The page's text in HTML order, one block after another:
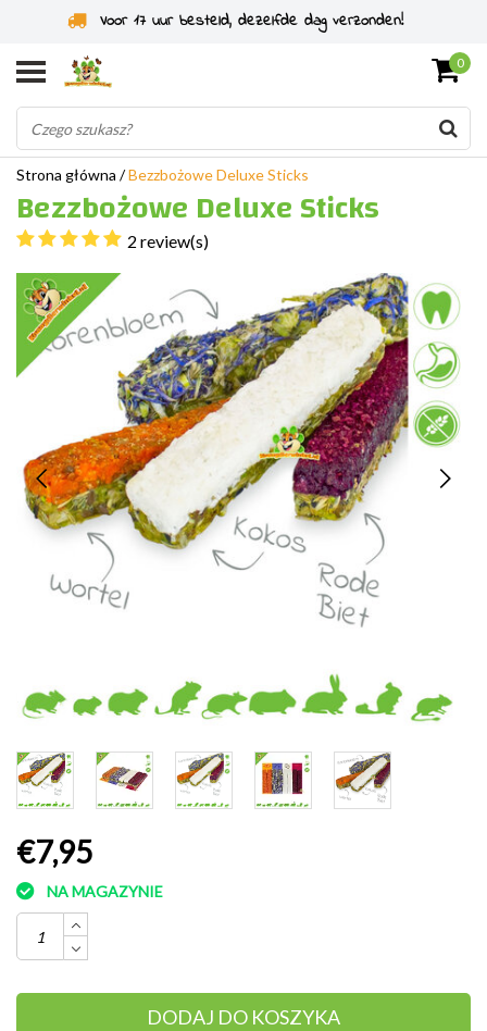
Specjaliści od gryzoni od 2011 roku
0
Strona główna /Bezzbożowe Deluxe Sticks
Bezzbożowe Deluxe Sticks
2 review(s)
€7,95
NA MAGAZYNIE
DODAJ DO KOSZYKA